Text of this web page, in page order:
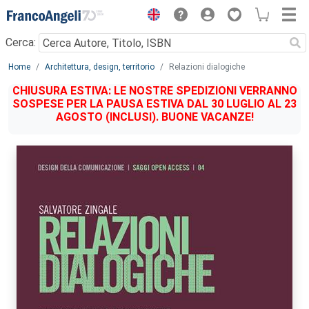
Menu
Cerca:
Main content
Home Architettura, design, territorio Relazioni dialogiche
CHIUSURA ESTIVA: LE NOSTRE SPEDIZIONI VERRANNO
SOSPESE PER LA PAUSA ESTIVA DAL 30 LUGLIO AL 23
AGOSTO (INCLUSI). BUONE VACANZE!